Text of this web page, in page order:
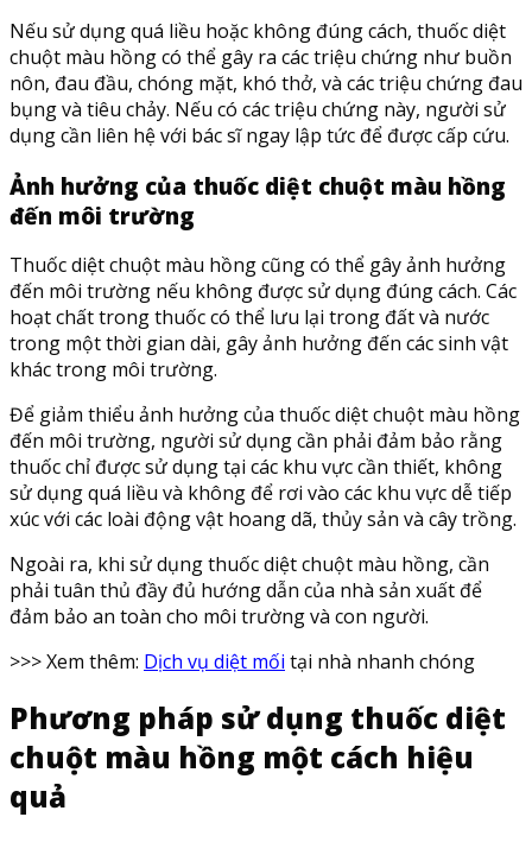
Nếu sử dụng quá liều hoặc không đúng cách, thuốc diệt
chuột màu hồng có thể gây ra các triệu chứng như buồn
nôn, đau đầu, chóng mặt, khó thở, và các triệu chứng đau
bụng và tiêu chảy. Nếu có các triệu chứng này, người sử
dụng cần liên hệ với bác sĩ ngay lập tức để được cấp cứu.
Ảnh hưởng của thuốc diệt chuột màu hồng
đến môi trường
Thuốc diệt chuột màu hồng cũng có thể gây ảnh hưởng
đến môi trường nếu không được sử dụng đúng cách. Các
hoạt chất trong thuốc có thể lưu lại trong đất và nước
trong một thời gian dài, gây ảnh hưởng đến các sinh vật
khác trong môi trường.
Để giảm thiểu ảnh hưởng của thuốc diệt chuột màu hồng
đến môi trường, người sử dụng cần phải đảm bảo rằng
thuốc chỉ được sử dụng tại các khu vực cần thiết, không
sử dụng quá liều và không để rơi vào các khu vực dễ tiếp
xúc với các loài động vật hoang dã, thủy sản và cây trồng.
Ngoài ra, khi sử dụng thuốc diệt chuột màu hồng, cần
phải tuân thủ đầy đủ hướng dẫn của nhà sản xuất để
đảm bảo an toàn cho môi trường và con người.
>>> Xem thêm: Dịch vụ diệt mối tại nhà nhanh chóng
Phương pháp sử dụng thuốc diệt
chuột màu hồng một cách hiệu
quả